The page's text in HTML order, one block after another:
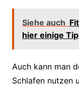
Siehe auch
hier einige
Auch kann man
Schlafen nutzen